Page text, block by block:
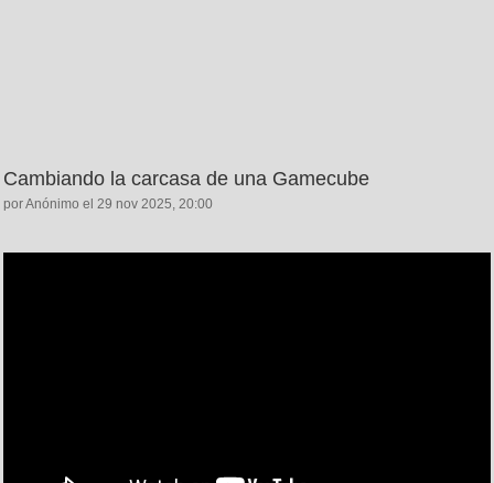
Cambiando la carcasa de una Gamecube
por Anónimo el 29 nov 2025, 20:00